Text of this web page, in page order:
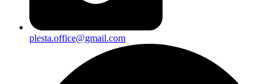
plesta.office@gmail.com